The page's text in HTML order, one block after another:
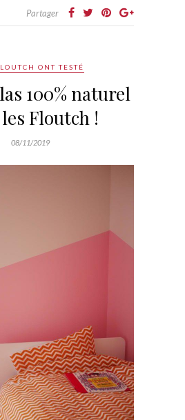
Partager
ONT TESTÉ
100% naturel
Floutch !
08/11/2019